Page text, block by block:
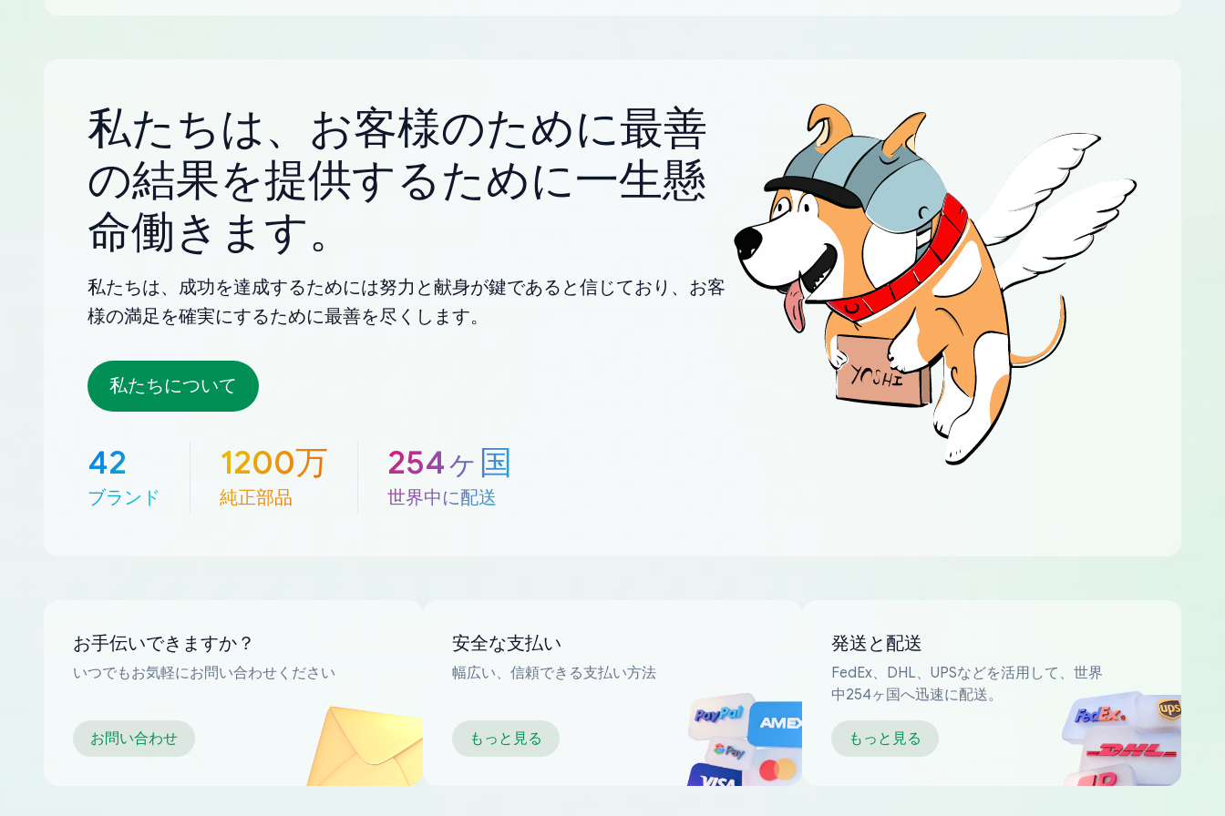
私たちは、お客様のために最善
の結果を提供するために一生懸
命働きます。
私たちは、成功を達成するためには努力と献身が鍵であると信じており、お客
様の満足を確実にするために最善を尽くします。
私たちについて
42
ブランド
1200万
純正部品
254ヶ国
世界中に配送
お手伝いできますか？
いつでもお気軽にお問い合わせください
お問い合わせ
安全な支払い
幅広い、信頼できる支払い方法
もっと見る
発送と配送
FedEx、DHL、UPSなどを活用して、世界
中254ヶ国へ迅速に配送。
もっと見る